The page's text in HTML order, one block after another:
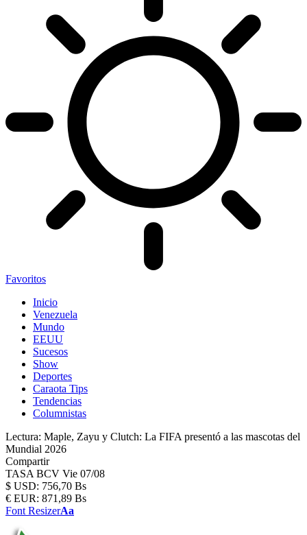
Favoritos
Inicio
Venezuela
Mundo
EEUU
Sucesos
Show
Deportes
Caraota Tips
Tendencias
Columnistas
Lectura: Maple, Zayu y Clutch: La FIFA presentó a las mascotas del
Mundial 2026
Compartir
TASA BCV Vie 07/08
$ USD: 756,70 Bs
€ EUR: 871,89 Bs
Font ResizerAa